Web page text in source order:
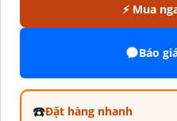
⚡ Mua
Báo
☎️Đặt hàng nhanh